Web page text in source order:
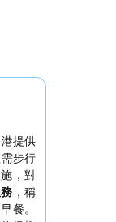
港提供
步行
，對
，稱
餐。